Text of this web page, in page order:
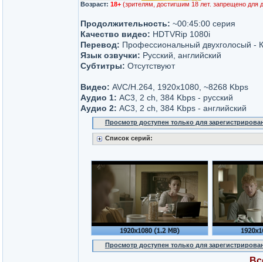
Возраст: 18+ (зрителям, достигшим 18 лет. запрещено для
Продолжительность: ~00:45:00 серия
Качество видео: HDTVRip 1080i
Перевод: Профессиональный двухголосый -
Язык озвучки: Русский, английский
Субтитры: Отсутствуют
Видео: AVC/H.264, 1920x1080, ~8268 Kbps
Аудио 1: AC3, 2 ch, 384 Kbps - русский
Аудио 2: AC3, 2 ch, 384 Kbps - английский
Просмотр доступен только для
Список серий:
Просмотр доступен только для